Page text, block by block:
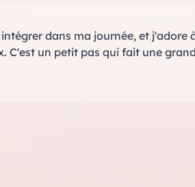
dans ma journée, et j'adore
C'est un petit pas qui fait une